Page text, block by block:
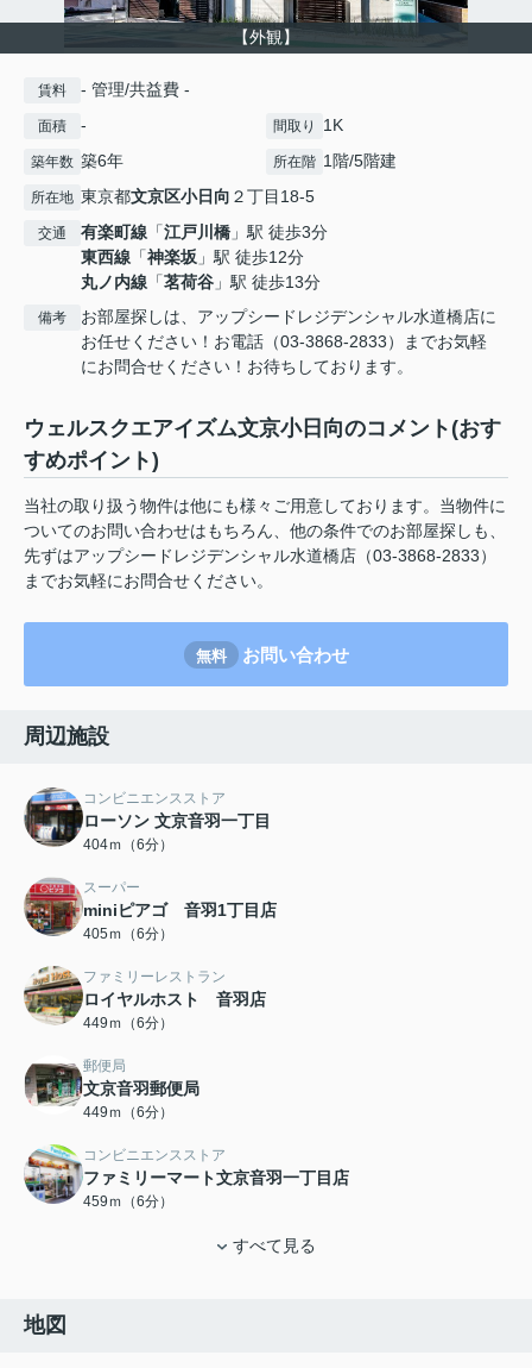
【外観】
賃料 - 管理/共益費 -
面積 - 間取り 1K
築年数 築6年 所在階 1階/5階建
所在地 東京都文京区小日向 ２丁目18-5
交通 有楽町線 「江戸川橋 」駅 徒歩3分
東西線 「神楽坂 」駅 徒歩12分
丸ノ内線 「茗荷谷 」駅 徒歩13分
備考
お部屋探しは、アップシードレジデンシャル水道橋店に
お任せください！お電話（03-3868-2833）までお気軽
にお問合せください！お待ちしております。
ウェルスクエアイズム文京小日向のコメント(おす
すめポイント)
当社の取り扱う物件は他にも様々ご用意しております。当物件に
ついてのお問い合わせはもちろん、他の条件でのお部屋探しも、
先ずはアップシードレジデンシャル水道橋店（03-3868-2833）
までお気軽にお問合せください。
無料 お問い合わせ
周辺施設
コンビニエンスストア
ローソン 文京音羽一丁目
404ｍ（6分）
スーパー
miniピアゴ 音羽1丁目店
405ｍ（6分）
ファミリーレストラン
ロイヤルホスト 音羽店
449ｍ（6分）
郵便局
文京音羽郵便局
449ｍ（6分）
コンビニエンスストア
ファミリーマート文京音羽一丁目店
459ｍ（6分）
すべて見る
地図